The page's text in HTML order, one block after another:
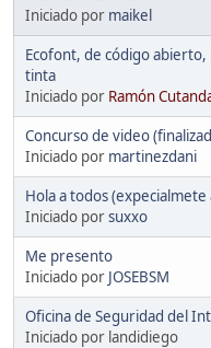
Iniciado por maikel
Ecofont, de código
tinta
Iniciado por Ramón
Concurso de video
Iniciado por martinezdani
Hola a todos (expecialmete
Iniciado porsuxxo
Me presento
Iniciado por JOSEBSM
Oficina de Seguridad del
Iniciado por landidiego